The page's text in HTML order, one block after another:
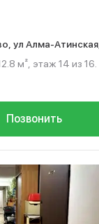
ул Алма-Атинская,
м², этаж 14 из 16.
Позвонить